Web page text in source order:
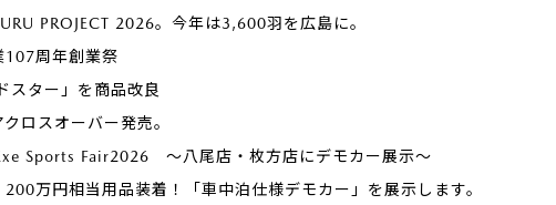
PROJECT 2026。今年は3,600羽を広島に。
107周年創業祭
スター」を商品改良
ロスオーバー発売。
Sports Fair2026 ～八尾店・枚方店にデモカー展示～
200万円相当用品装着！「車中泊仕様デモカー」を展示します。